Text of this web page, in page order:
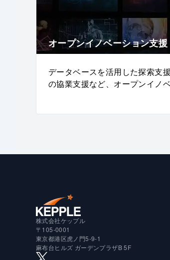
オープンイノベーション支援
データベースを活用した探索支
の協業支援など、オープンイノ
株式会社ケップル
〒105-0001
東京都港区虎ノ門5-9-1
麻布台ヒルズ ガーデンプラザB 5F